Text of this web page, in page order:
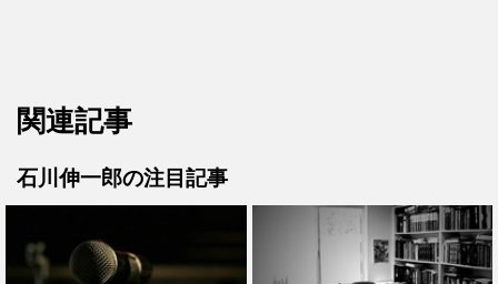
関連記事
石川伸一郎の注目記事